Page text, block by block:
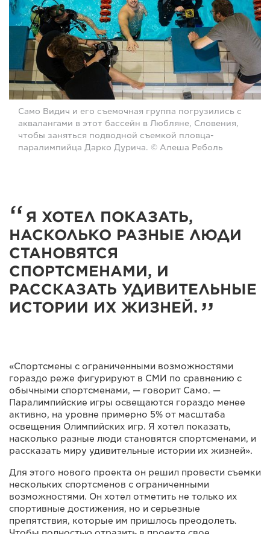
Само Видич и его съемочная группа погрузились с
аквалангами в этот бассейн в Любляне, Словения,
чтобы заняться подводной съемкой пловца-
паралимпийца Дарко Дурича. © Алеша Реболь
Я ХОТЕЛ ПОКАЗАТЬ,
НАСКОЛЬКО РАЗНЫЕ ЛЮДИ
СТАНОВЯТСЯ
СПОРТСМЕНАМИ, И
РАССКАЗАТЬ УДИВИТЕЛЬНЫЕ
ИСТОРИИ ИХ ЖИЗНЕЙ.
«Спортсмены с ограниченными возможностями
гораздо реже фигурируют в СМИ по сравнению с
обычными спортсменами, — говорит Само. —
Паралимпийские игры освещаются гораздо менее
активно, на уровне примерно 5% от масштаба
освещения Олимпийских игр. Я хотел показать,
насколько разные люди становятся спортсменами, и
рассказать миру удивительные истории их жизней».
Для этого нового проекта он решил провести съемки
нескольких спортсменов с ограниченными
возможностями. Он хотел отметить не только их
спортивные достижения, но и серьезные
препятствия, которые им пришлось преодолеть.